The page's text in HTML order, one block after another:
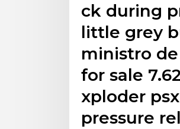
ck during
little grey
ministro
for sale
xploder
pressure